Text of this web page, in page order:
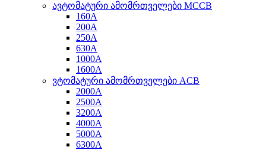
ავტომატური ამომრთველები MCCB
160A
200A
250A
630A
1000A
1600A
ვტომატური ამომრთველები ACB
2000A
2500A
3200A
4000A
5000A
6300A